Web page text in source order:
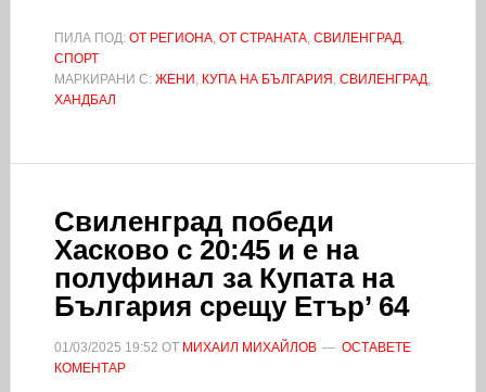
ПИЛА ПОД: ОТ РЕГИОНА, ОТ СТРАНАТА, СВИЛЕНГРАД,
СПОРТ
МАРКИРАНИ С: ЖЕНИ , КУПА НА БЪЛГАРИЯ , СВИЛЕНГРАД,
ХАНДБАЛ
Свиленград победи
Хасково с 20:45 и е на
полуфинал за Купата на
България срещу Етър’ 64
01/03/2025 19:52 ОТ МИХАИЛ МИХАЙЛОВ
ОСТАВЕТЕ
КОМЕНТАР